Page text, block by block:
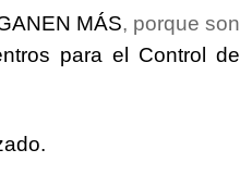
MÁS, porque son
para el Control de